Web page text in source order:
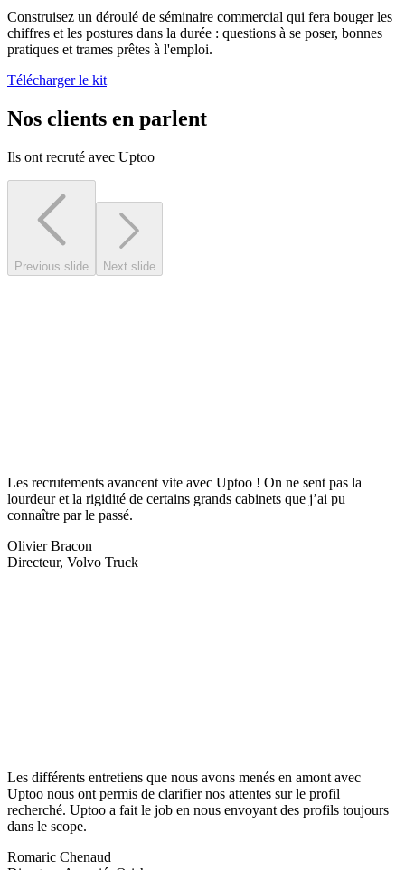
Construisez un déroulé de séminaire commercial qui fera bouger les
chiffres et les postures dans la durée : questions à se poser, bonnes
pratiques et trames prêtes à l'emploi.
Télécharger le kit
Nos clients en parlent
Ils ont recruté avec Uptoo
Previous slide Next slide
Les recrutements avancent vite avec Uptoo ! On ne sent pas la
lourdeur et la rigidité de certains grands cabinets que j’ai pu
connaître par le passé.
Olivier Bracon
Directeur, Volvo Truck
Les différents entretiens que nous avons menés en amont avec
Uptoo nous ont permis de clarifier nos attentes sur le profil
recherché. Uptoo a fait le job en nous envoyant des profils toujours
dans le scope.
Romaric Chenaud